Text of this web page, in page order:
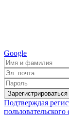
Google
Зарегистрироваться
Подтверждая